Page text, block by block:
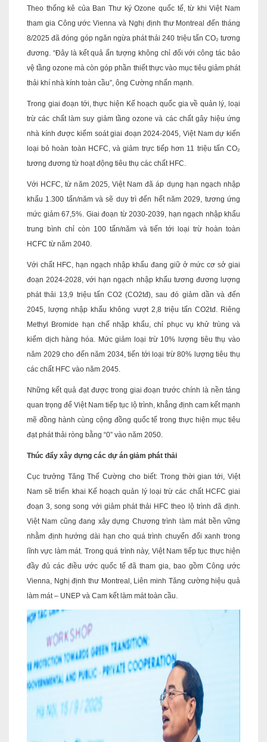
Theo thống kê của Ban Thư ký Ozone quốc tế, từ khi Việt Nam
tham gia Công ước Vienna và Nghị định thư Montreal đến tháng
8/2025 đã đóng góp ngăn ngừa phát thải 240 triệu tấn CO₂ tương
đương. “Đây là kết quả ấn tượng không chỉ đối với công tác bảo
vệ tầng ozone mà còn góp phần thiết thực vào mục tiêu giảm phát
thải khí nhà kính toàn cầu”, ông Cường nhấn mạnh.
Trong giai đoạn tới, thực hiện Kế hoạch quốc gia về quản lý, loại
trừ các chất làm suy giảm tầng ozone và các chất gây hiệu ứng
nhà kính được kiểm soát giai đoạn 2024-2045, Việt Nam dự kiến
loại bỏ hoàn toàn HCFC, và giảm trực tiếp hơn 11 triệu tấn CO₂
tương đương từ hoạt động tiêu thụ các chất HFC.
Với HCFC, từ năm 2025, Việt Nam đã áp dụng hạn ngạch nhập
khẩu 1.300 tấn/năm và sẽ duy trì đến hết năm 2029, tương ứng
mức giảm 67,5%. Giai đoạn từ 2030-2039, hạn ngạch nhập khẩu
trung bình chỉ còn 100 tấn/năm và tiến tới loại trừ hoàn toàn
HCFC từ năm 2040.
Với chất HFC, hạn ngạch nhập khẩu đang giữ ở mức cơ sở giai
đoạn 2024-2028, với hạn ngạch nhập khẩu tương đương lượng
phát thải 13,9 triệu tấn CO2 (CO2tđ), sau đó giảm dần và đến
2045, lượng nhập khẩu không vượt 2,8 triệu tấn CO2tđ. Riêng
Methyl Bromide hạn chế nhập khẩu, chỉ phục vụ khử trùng và
kiểm dịch hàng hóa. Mức giảm loại trừ 10% lượng tiêu thụ vào
năm 2029 cho đến năm 2034, tiến tới loại trừ 80% lượng tiêu thụ
các chất HFC vào năm 2045.
Những kết quả đạt được trong giai đoạn trước chính là nền tảng
quan trọng để Việt Nam tiếp tục lộ trình, khẳng định cam kết mạnh
mẽ đồng hành cùng cộng đồng quốc tế trong thực hiện mục tiêu
đạt phát thải ròng bằng “0” vào năm 2050.
Thúc đẩy xây dựng các dự án giảm phát thải
Cục trưởng Tăng Thế Cường cho biết: Trong thời gian tới, Việt
Nam sẽ triển khai Kế hoạch quản lý loại trừ các chất HCFC giai
đoạn 3, song song với giảm phát thải HFC theo lộ trình đã định.
Việt Nam cũng đang xây dựng Chương trình làm mát bền vững
nhằm định hướng dài hạn cho quá trình chuyển đổi xanh trong
lĩnh vực làm mát. Trong quá trình này, Việt Nam tiếp tục thực hiện
đầy đủ các điều ước quốc tế đã tham gia, bao gồm Công ước
Vienna, Nghị định thư Montreal, Liên minh Tăng cường hiệu quả
làm mát – UNEP và Cam kết làm mát toàn cầu.